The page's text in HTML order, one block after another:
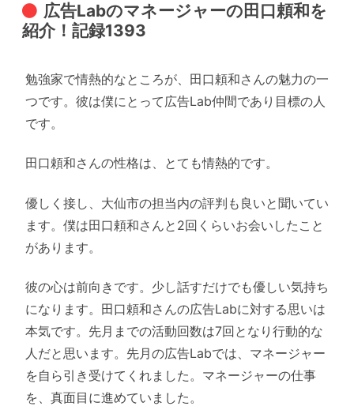
広告Labのマネージャーの田口頼和を
紹介！記録1393
勉強家で情熱的なところが、田口頼和さんの魅力の一
つです。彼は僕にとって広告Lab仲間であり目標の人
です。
田口頼和さんの性格は、とても情熱的です。
優しく接し、大仙市の担当内の評判も良いと聞いてい
ます。僕は田口頼和さんと2回くらいお会いしたこと
があります。
彼の心は前向きです。少し話すだけでも優しい気持ち
になります。田口頼和さんの広告Labに対する思いは
本気です。先月までの活動回数は7回となり行動的な
人だと思います。先月の広告Labでは、マネージャー
を自ら引き受けてくれました。マネージャーの仕事
を、真面目に進めていました。